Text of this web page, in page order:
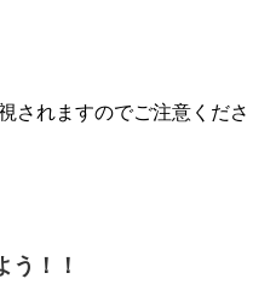
されますのでご注意くださ
う！！